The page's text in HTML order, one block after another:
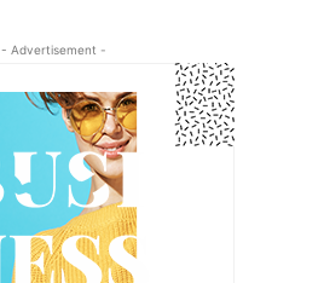
- Advertisement -